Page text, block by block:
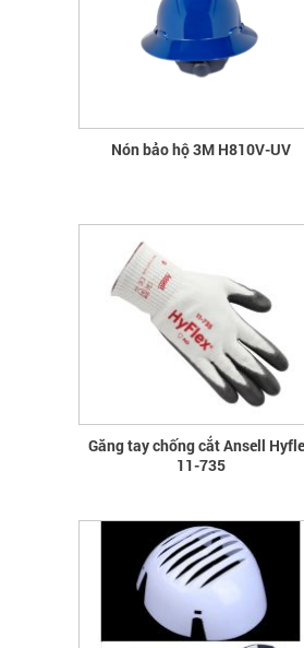
Nón bảo hộ 3M H810V-UV
Găng tay chống cắt Ansell
11-735